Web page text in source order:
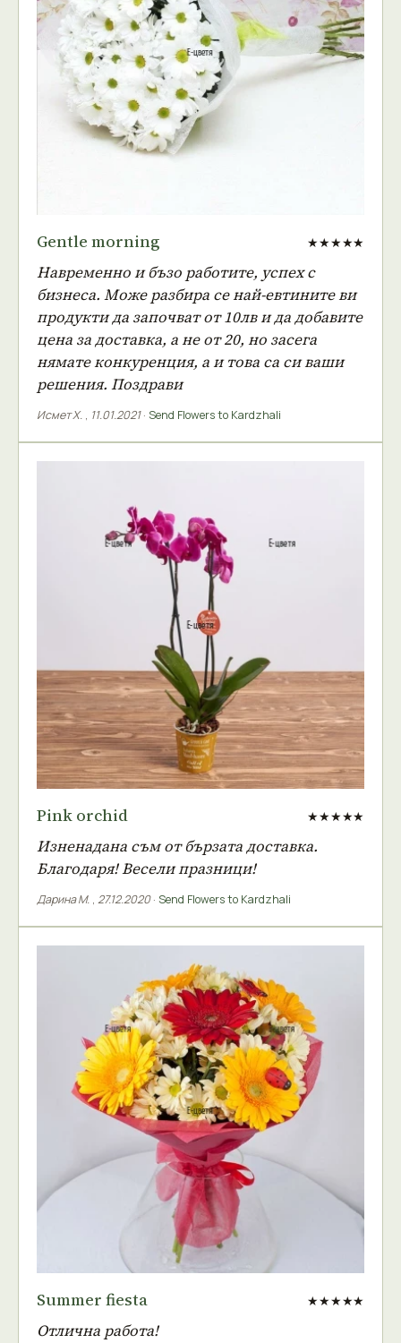
Gentle morning ★★★★★
Навременно и бъзо работите, успех с
бизнеса. Може разбира се най-евтините ви
продукти да започват от 10лв и да добавите
цена за доставка, а не от 20, но засега
нямате конкуренция, а и това са си ваши
решения. Поздрави
Исмет Х. , 11.01.2021· Send Flowers to Kardzhali
Pink orchid ★★★★★
Изненадана съм от бързата доставка.
Благодаря! Весели празници!
Дарина М. , 27.12.2020· Send Flowers to Kardzhali
Summer fiesta ★★★★★
Отлична работа!